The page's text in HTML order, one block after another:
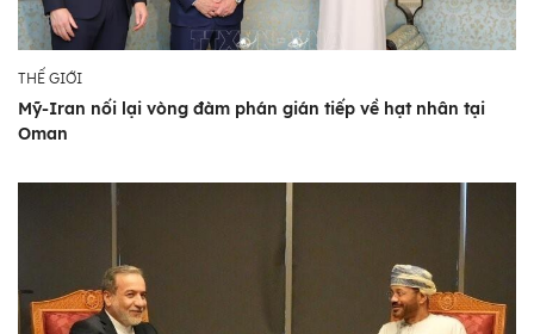
THẾ GIỚI
Mỹ-Iran nối lại vòng đàm phán gián tiếp về hạt nhân tại
Oman